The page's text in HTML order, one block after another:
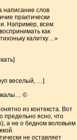
написание слов
практически
Например, всем
как
калитку…»
веселый, …]
©
из контекста. Вот
предельно ясно, что
а не о бедном воловьем
не оставляет